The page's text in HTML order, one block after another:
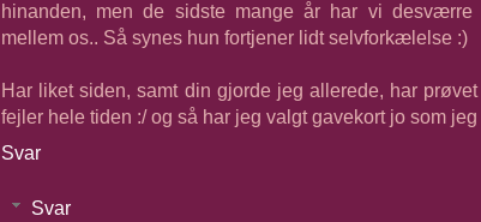
hinanden, men de sidste mange år har vi desværre
mellem os.. Så synes hun fortjener lidt selvforkælelse :)
Har liket siden, samt din gjorde jeg allerede, har
fejler hele tiden :/ og så har jeg valgt gavekort jo som
Svar
Svar